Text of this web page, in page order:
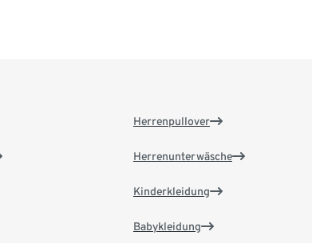
Herrenpullover
Herrenunterwäsche
Kinderkleidung
Babykleidung